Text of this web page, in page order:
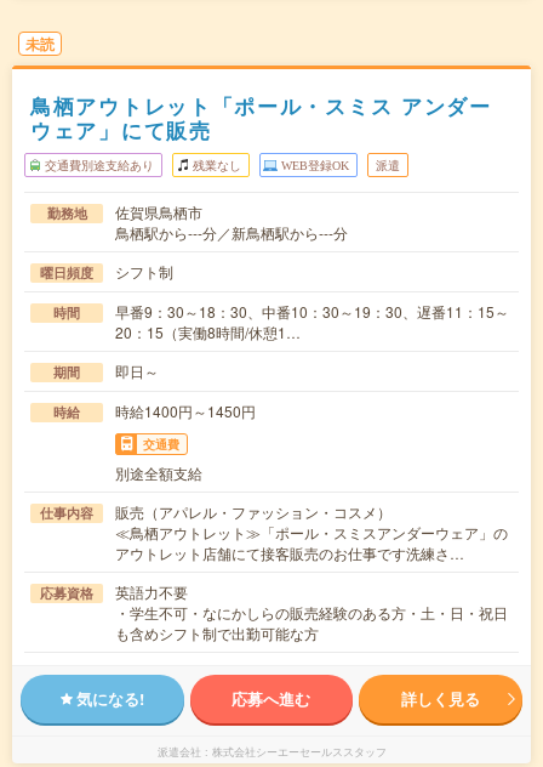
未読
鳥栖アウトレット「ポール・スミス アンダー
ウェア」にて販売
交通費別途支給あり 残業なし WEB登録OK 派遣
勤務地
佐賀県鳥栖市
鳥栖駅から---分／新鳥栖駅から---分
曜日頻度 シフト制
時間
早番9：30～18：30、中番10：30～19：30、遅番11：15～
20：15（実働8時間/休憩1…
期間 即日～
時給 時給1400円～1450円
交通費
別途全額支給
仕事内容
販売（アパレル・ファッション・コスメ）
≪鳥栖アウトレット≫「ポール・スミスアンダーウェア」の
アウトレット店舗にて接客販売のお仕事です洗練さ…
応募資格
英語力不要
・学生不可・なにかしらの販売経験のある方・土・日・祝日
も含めシフト制で出勤可能な方
気になる! 応募へ進む 詳しく見る
派遣会社 株式会社シーエーセールススタッフ